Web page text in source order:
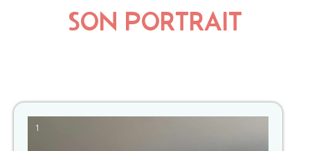
SON PORTRAIT
1